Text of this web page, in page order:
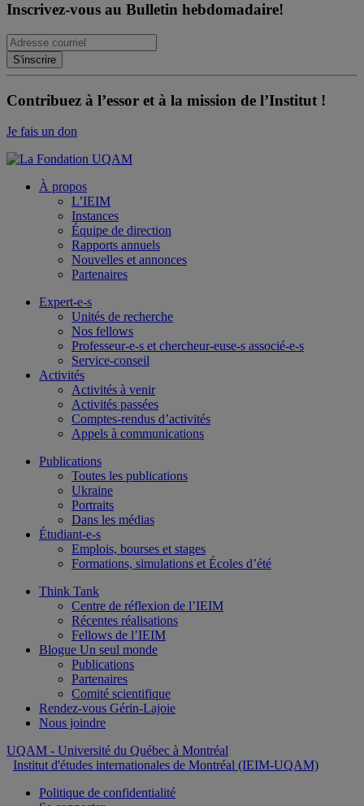
Inscrivez-vous au Bulletin hebdomadaire!
Contribuez à l’essor et à la mission de l’Institut !
Je fais un don
À propos
L’IEIM
Instances
Équipe de direction
Rapports annuels
Nouvelles et annonces
Partenaires
Expert-e-s
Unités de recherche
Nos fellows
Professeur-e-s et chercheur-euse-s associé-e-s
Service-conseil
Activités
Activités à venir
Activités passées
Comptes-rendus d’activités
Appels à communications
Publications
Toutes les publications
Ukraine
Portraits
Dans les médias
Étudiant-e-s
Emplois, bourses et stages
Formations, simulations et Écoles d’été
Think Tank
Centre de réflexion de l’IEIM
Récentes réalisations
Fellows de l’IEIM
Blogue Un seul monde
Publications
Partenaires
Comité scientifique
Rendez-vous Gérin-Lajoie
Nous joindre
UQAM - Université du Québec à Montréal
Institut d'études internationales de Montréal (IEIM-UQAM)
Politique de confidentialité